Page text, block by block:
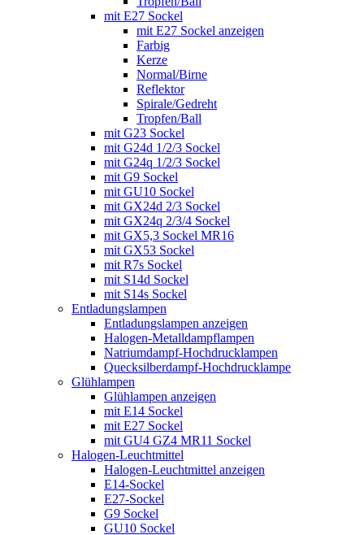
mit E27 Sockel
mit E27 Sockel anzeigen
Farbig
Kerze
Normal/Birne
Reflektor
Spirale/Gedreht
Tropfen/Ball
mit G23 Sockel
mit G24d 1/2/3 Sockel
mit G24q 1/2/3 Sockel
mit G9 Sockel
mit GU10 Sockel
mit GX24d 2/3 Sockel
mit GX24q 2/3/4 Sockel
mit GX5,3 Sockel MR16
mit GX53 Sockel
mit R7s Sockel
mit S14d Sockel
mit S14s Sockel
Entladungslampen
Entladungslampen anzeigen
Halogen-Metalldampflampen
Natriumdampf-Hochdrucklampen
Quecksilberdampf-Hochdrucklampe
Glühlampen
Glühlampen anzeigen
mit E14 Sockel
mit E27 Sockel
mit GU4 GZ4 MR11 Sockel
Halogen-Leuchtmittel
Halogen-Leuchtmittel anzeigen
E14-Sockel
E27-Sockel
G9 Sockel
GU10 Sockel